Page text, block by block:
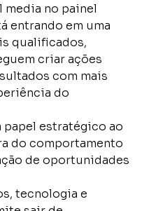
media no painel
entrando em uma
qualificados,
criar ações
com mais
do
papel estratégico ao
do comportamento
de oportunidades
tecnologia e